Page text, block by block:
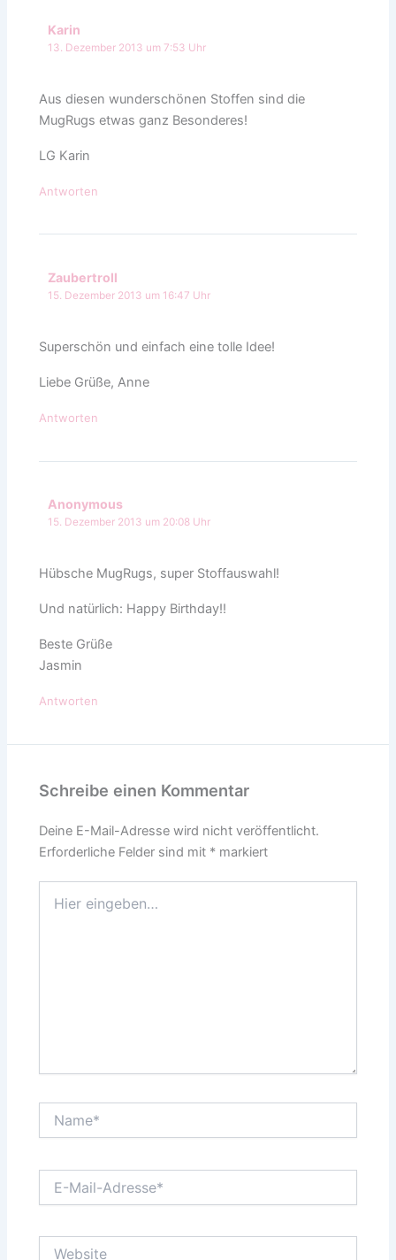
Karin
13. Dezember 2013 um 7:53 Uhr
Aus diesen wunderschönen Stoffen sind die
MugRugs etwas ganz Besonderes!
LG Karin
Antworten
Zaubertroll
15. Dezember 2013 um 16:47 Uhr
Superschön und einfach eine tolle Idee!
Liebe Grüße, Anne
Antworten
Anonymous
15. Dezember 2013 um 20:08 Uhr
Hübsche MugRugs, super Stoffauswahl!
Und natürlich: Happy Birthday!!
Beste Grüße
Jasmin
Antworten
Schreibe einen Kommentar
Deine E-Mail-Adresse wird nicht veröffentlicht.
Erforderliche Felder sind mit * markiert
eingeben…
Mail-